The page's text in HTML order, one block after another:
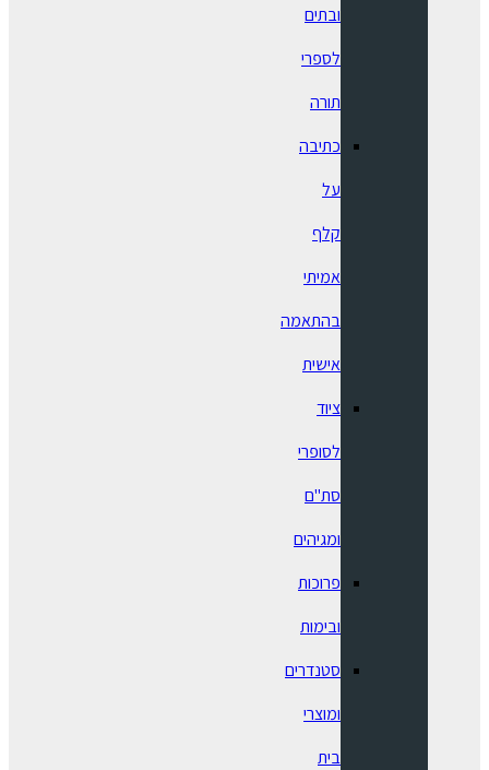
ובתים
לספרי
תורה
כתיבה
על
קלף
אמיתי
בהתאמה
אישית
ציוד
לסופרי
סת"ם
ומגיהים
פרוכות
ובימות
סטנדרים
ומוצרי
בית